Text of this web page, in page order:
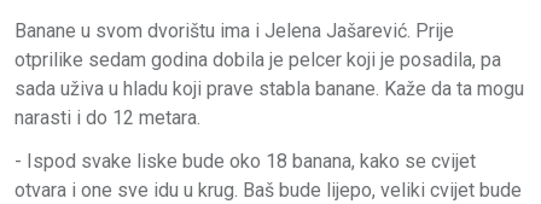
Banane u svom dvorištu ima i Jelena Jašarević. Prije
otprilike sedam godina dobila je pelcer koji je posadila, pa
sada uživa u hladu koji prave stabla banane. Kaže da ta mogu
narasti i do 12 metara.
- Ispod svake liske bude oko 18 banana, kako se cvijet
otvara i one sve idu u krug. Baš bude lijepo, veliki cvijet bude